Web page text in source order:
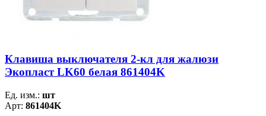
Клавиша выключателя 2-кл для жалюзи
Экопласт LK60 белая 861404K
Ед. изм.: шт
Арт: 861404K